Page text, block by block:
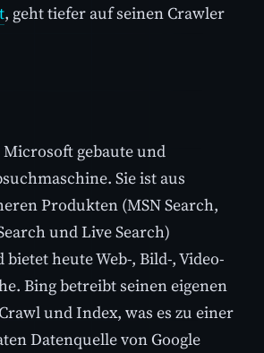
, geht tiefer auf seinen Crawler
gebaute und
Sie ist aus
Produkten (MSN Search,
und Live Search)
heute Web-, Bild-, Video-
Bing betreibt seinen eigenen
und Index, was es zu einer
Datenquelle von Google